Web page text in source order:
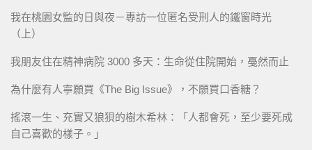
我在桃園女監的日與夜－專訪一位匿名受刑人的鐵窗時光
（上）
我朋友住在精神病院 3000 多天：生命從住院開始，戞然而止
為什麼有人寧願買《The Big Issue》，不願買口香糖？
搖滾一生、充實又狼狽的樹木希林：「人都會死，至少要死成
自己喜歡的樣子。」